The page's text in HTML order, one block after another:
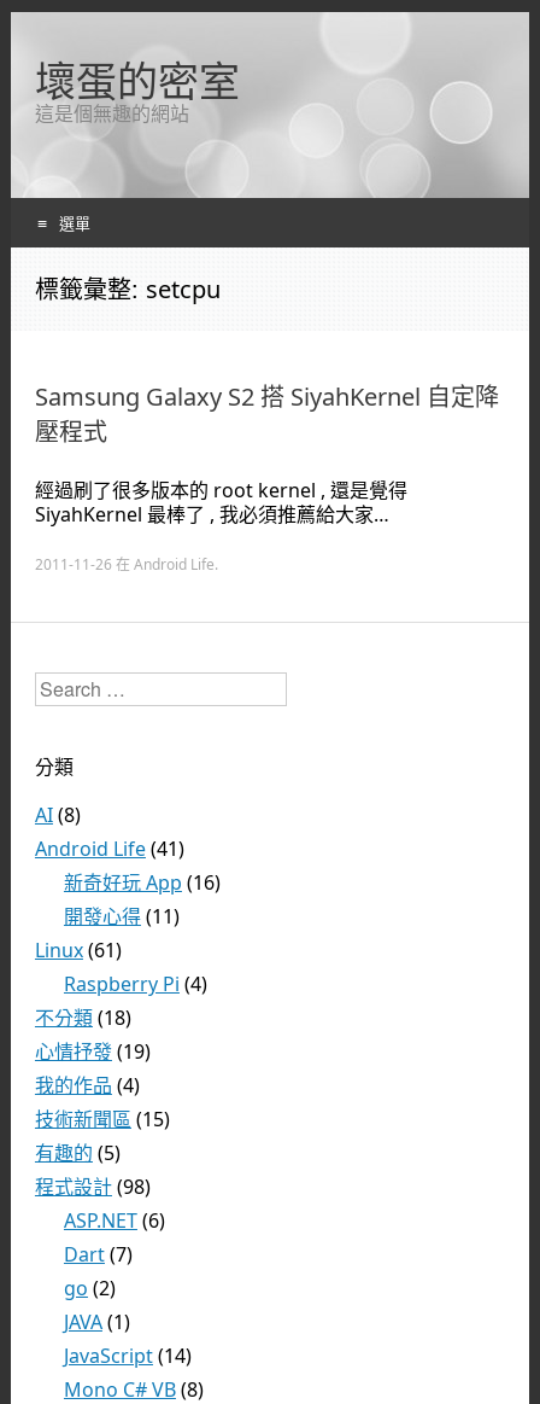
壞蛋的密室
這是個無趣的網站
選單
跳轉到內容
標籤彙整: setcpu
Samsung Galaxy S2 搭 SiyahKernel 自定降
壓程式
經過刷了很多版本的 root kernel , 還是覺得
SiyahKernel 最棒了 , 我必須推薦給大家…
2011-11-26 在 Android Life.
Search
分類
AI(8)
Android Life(41)
新奇好玩 App (16)
開發心得(11)
Linux(61)
Raspberry Pi (4)
不分類(18)
心情抒發(19)
我的作品 (4)
技術新聞區 (15)
有趣的 (5)
程式設計(98)
ASP.NET(6)
Dart(7)
go (2)
JAVA(1)
JavaScript(14)
Mono C# VB(8)